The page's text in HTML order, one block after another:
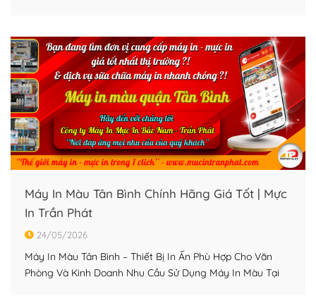
màu để phục vụ […]
Máy In Màu Tân Bình Chính Hãng Giá Tốt | Mực
In Trần Phát
24/05/2026
Máy In Màu Tân Bình – Thiết Bị In Ấn Phù Hợp Cho Văn
Phòng Và Kinh Doanh Nhu Cầu Sử Dụng Máy In Màu Tại